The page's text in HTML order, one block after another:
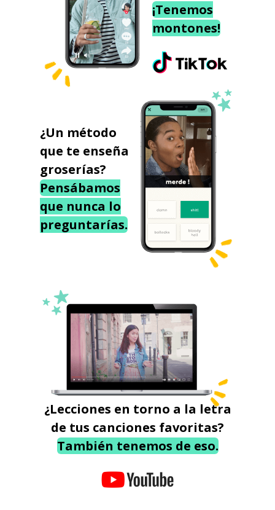
¡Tenemos
montones!
¿Un método
que te enseña
groserías?
Pensábamos
que nunca lo
preguntarías.
¿Lecciones en torno a la letra
de tus canciones favoritas?
También tenemos de eso.